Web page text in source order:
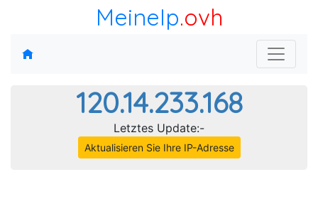
MeineIp.ovh
120.14.233.168
Letztes Update:-
Aktualisieren Sie Ihre IP-Adresse